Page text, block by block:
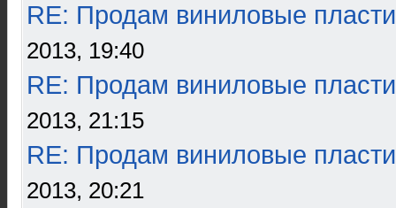
RE: Продам виниловые
2013, 19:40
RE: Продам виниловые
2013, 21:15
RE: Продам виниловые
2013, 20:21